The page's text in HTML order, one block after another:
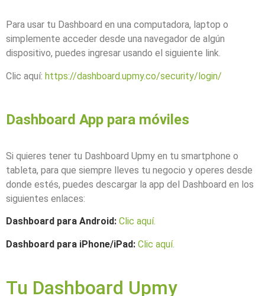
Para usar tu Dashboard en una computadora, laptop o
simplemente acceder desde una navegador de algún
dispositivo, puedes ingresar usando el siguiente link.
Clic aquí: https://dashboard.upmy.co/security/login/
Dashboard App para móviles
Si quieres tener tu Dashboard Upmy en tu smartphone o
tableta, para que siempre lleves tu negocio y operes desde
donde estés, puedes descargar la app del Dashboard en los
siguientes enlaces:
Dashboard para Android: Clic aquí.
Dashboard para iPhone/iPad: Clic aquí.
Tu Dashboard Upmy